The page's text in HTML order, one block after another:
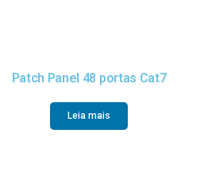
Patch Panel 48 portas Cat7
Leia mais